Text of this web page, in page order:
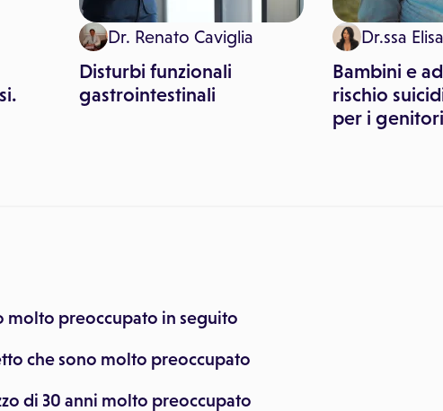
Dr. Renato Caviglia
Disturbi funzionali
gastrointestinali
Dr.ssa
Bambini e
rischio
per i genitori
molto preoccupato in seguito
che sono molto preoccupato
di 30 anni molto preoccupato